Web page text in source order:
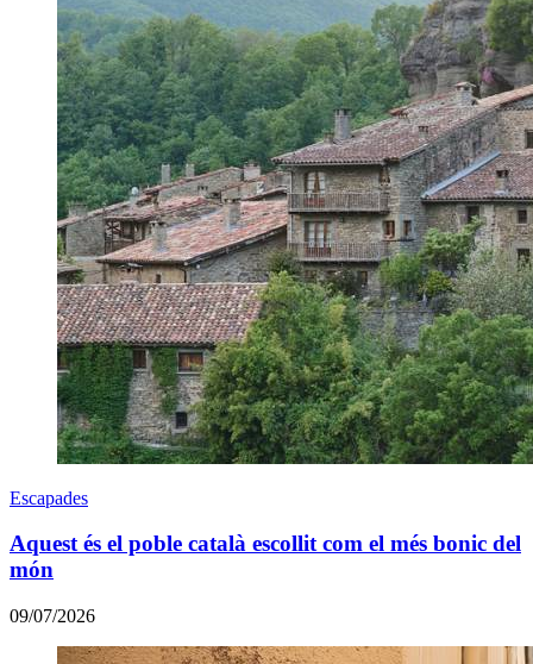
Escapades
Aquest és el poble català escollit com el més bonic del
món
09/07/2026